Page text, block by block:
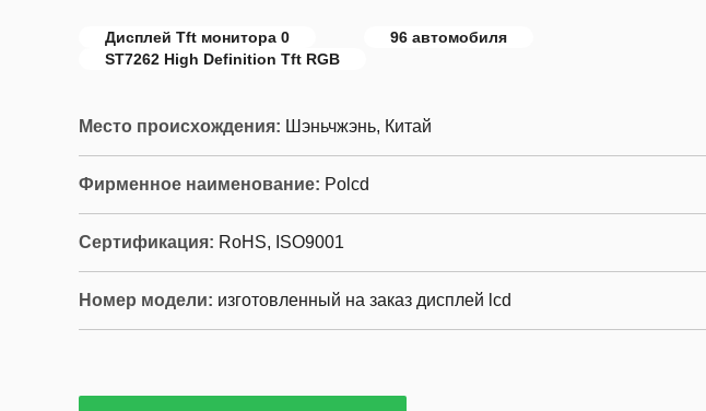
Дисплей Tft монитора 0
96 автомобиля
ST7262 High Definition Tft RGB
Место происхождения: Шэньчжэнь, Китай
Фирменное наименование: Polcd
Сертификация: RoHS, ISO9001
Номер модели: изготовленный на заказ дисплей lcd